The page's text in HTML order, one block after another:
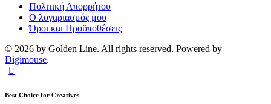
Πολιτική Απορρήτου
Ο λογαριασμός μου
Όροι και Προϋποθέσεις
© 2026 by Golden Line. All rights reserved. Powered by
Digimouse.
Best Choice for Creatives